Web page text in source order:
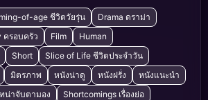
of-age ชีวิตวัยรุ่น
Drama ดราม่า
ครอบครัว Film
Human
Short
Slice of Life ชีวิตประจำวัน
มิตรภาพ หนังน่าดู หนังฝรั่ง
หนังแนะนำ
น่าจับตามอง
Shortcomings เรื่องย่อ